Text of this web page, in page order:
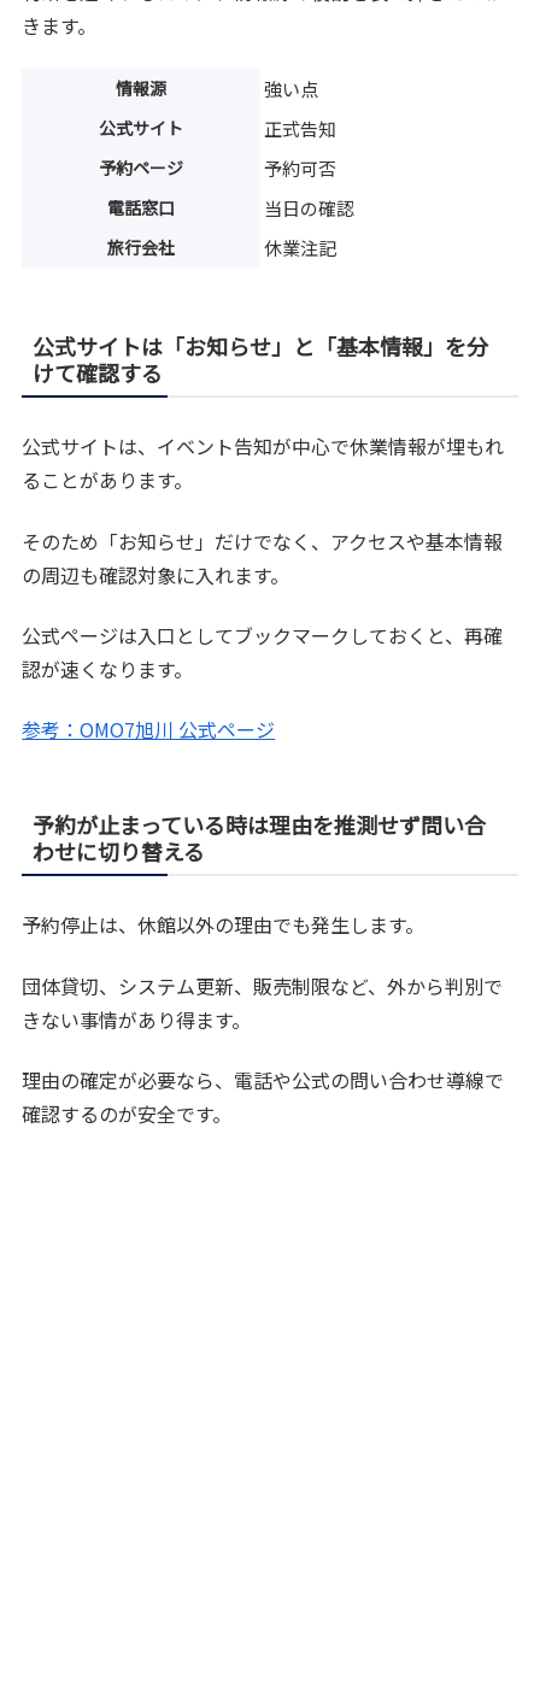
きます。
情報源 強い点
公式サイト 正式告知
予約ページ 予約可否
電話窓口 当日の確認
旅行会社 休業注記
公式サイトは「お知らせ」と「基本情報」を分
けて確認する
公式サイトは、イベント告知が中心で休業情報が埋もれ
ることがあります。
そのため「お知らせ」だけでなく、アクセスや基本情報
の周辺も確認対象に入れます。
公式ページは入口としてブックマークしておくと、再確
認が速くなります。
参考：OMO7旭川 公式ページ
予約が止まっている時は理由を推測せず問い合
わせに切り替える
予約停止は、休館以外の理由でも発生します。
団体貸切、システム更新、販売制限など、外から判別で
きない事情があり得ます。
理由の確定が必要なら、電話や公式の問い合わせ導線で
確認するのが安全です。